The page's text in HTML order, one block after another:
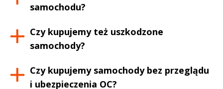
samochodu?
Czy kupujemy też uszkodzone
samochody?
Czy kupujemy samochody bez przeglądu
i ubezpieczenia OC?